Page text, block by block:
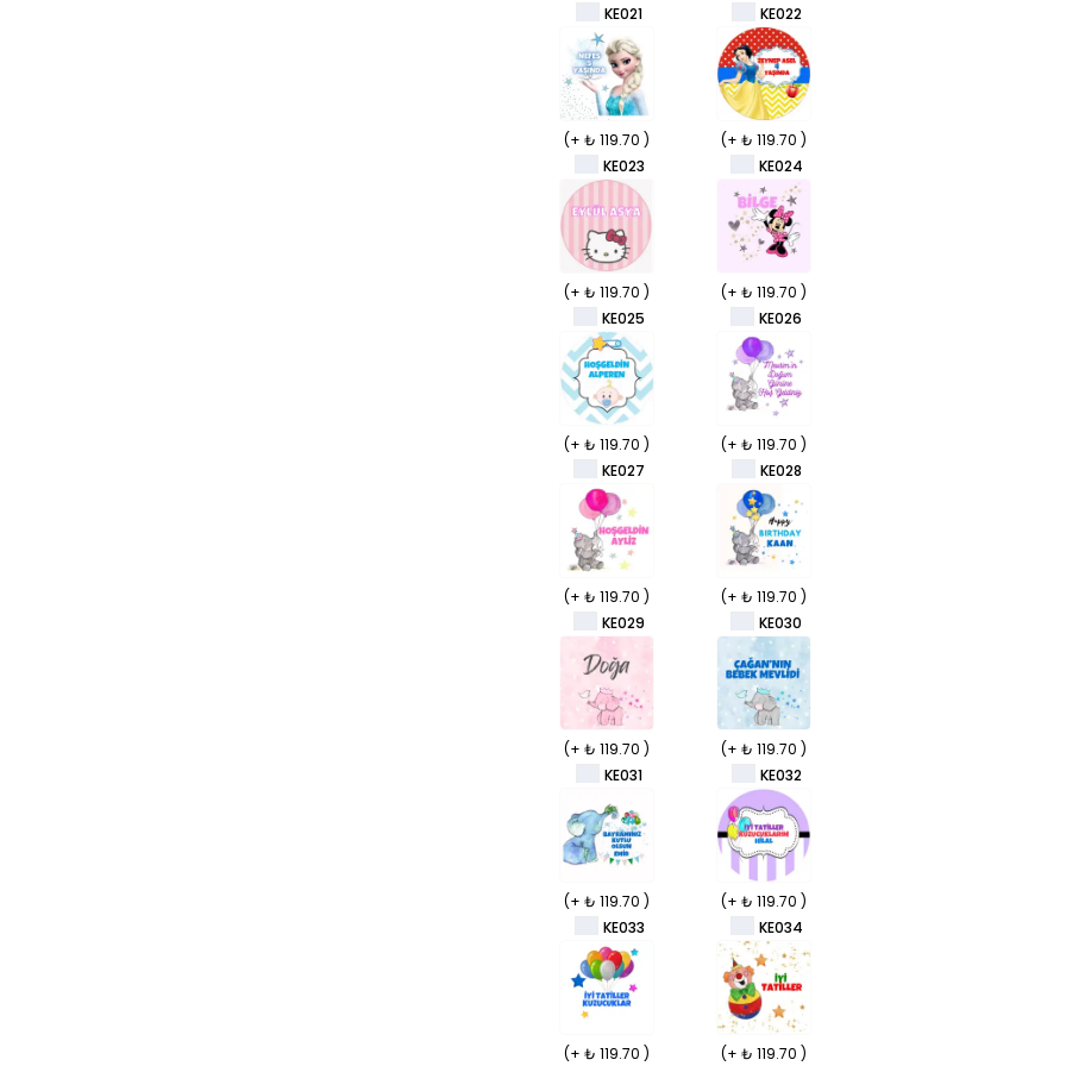
KE021 KE022
(+ ₺ 119.70 )
KE023
(+ ₺ 119.70 )
KE024
(+ ₺ 119.70 )
KE025
(+ ₺ 119.70 )
KE026
(+ ₺ 119.70 )
KE027
(+ ₺ 119.70 )
KE028
(+ ₺ 119.70 )
KE029
(+ ₺ 119.70 )
KE030
(+ ₺ 119.70 )
KE031
(+ ₺ 119.70 )
KE032
(+ ₺ 119.70 )
KE033
(+ ₺ 119.70 )
KE034
(+ ₺ 119.70 ) (+ ₺ 119.70 )